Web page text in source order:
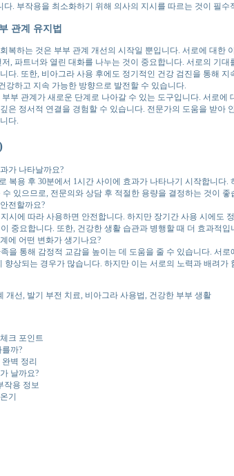
다. 부작용을 최소화하기 위해 의사의 지시를 따르는 것이 필수
관계 유지법
복하는 것은 부부 관계 개선의 시작일 뿐입니다. 서로에 대한
, 파트너와 열린 대화를 나누는 것이 중요합니다. 서로의 기대
다. 또한, 비아그라 사용 후에도 정기적인 건강 검진을 통해 지
강하고 지속 가능한 방향으로 발전할 수 있습니다.
부 관계가 새로운 단계로 나아갈 수 있는 도구입니다. 서로에
은 정서적 연결을 경험할 수 있습니다. 전문가의 도움을 받아
다.
가 나타날까요?
복용 후 30분에서 1시간 사이에 효과가 나타나기 시작합니다.
있으므로, 전문의와 상담 후 적절한 용량을 결정하는 것이 좋
전할까요?
시에 따라 사용하면 안전합니다. 하지만 장기간 사용 시에도
중요합니다. 또한, 건강한 생활 습관과 병행할 때 더 효과적입
에 어떤 변화가 생기나요?
을 통해 감정적 교감을 높이는 데 도움을 줄 수 있습니다. 서
향상되는 경우가 많습니다. 하지만 이는 서로의 노력과 배려가
개선, 발기 부전 치료, 비아그라 사용법, 건강한 부부 생활
크 포인트
까?
벽 정리
날까요?
작용 정보
기